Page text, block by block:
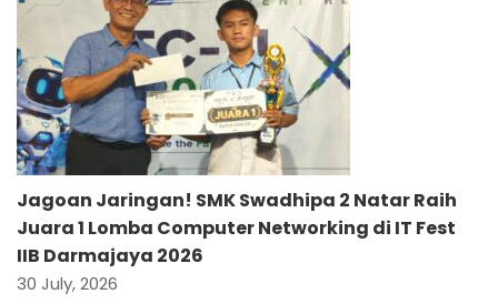
Jagoan Jaringan! SMK Swadhipa 2 Natar Raih
Juara 1 Lomba Computer Networking di IT Fest
IIB Darmajaya 2026
30 July, 2026